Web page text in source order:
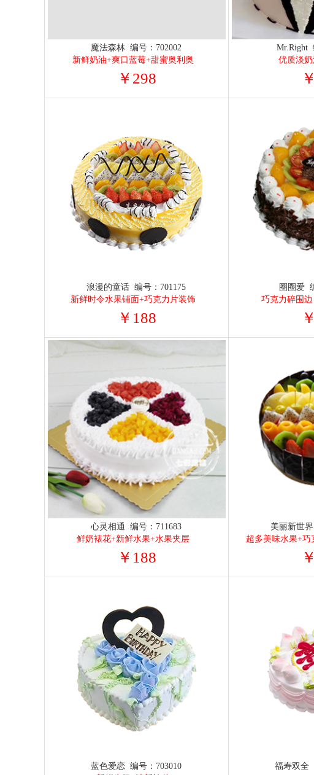
Mr.Right
优质淡
浪漫的童话 编号：701175
新鲜时令水果铺面+巧克力片装饰
￥188
圈圈爱
巧克力碎围
心灵相通 编号：711683
鲜奶裱花+新鲜水果+水果夹层
￥188
美丽新世
超多美味水果+
蓝色爱恋 编号：703010
福寿双全